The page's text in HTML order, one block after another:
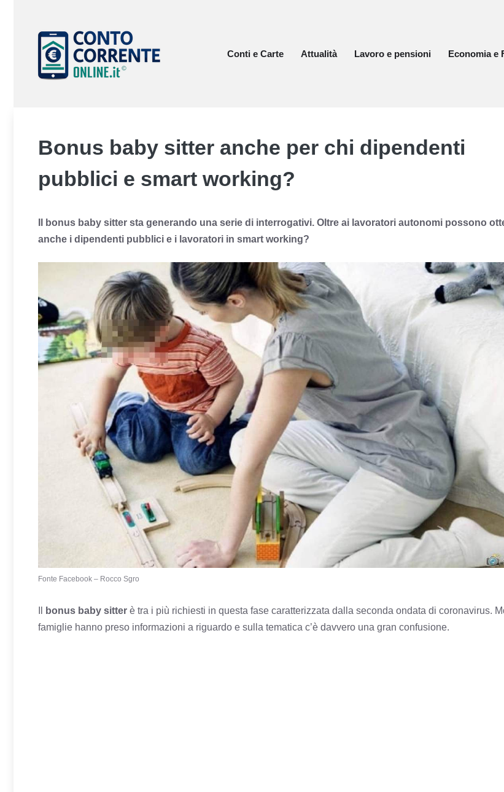
contenuto
Conti e Carte
Attualità Lavoro e pensioni Economia e
Bonus baby sitter anche per chi dipendenti
pubblici e smart working?
Il bonus baby sitter sta generando una serie di interrogativi. Oltre ai lavoratori autonomi possono
anche i dipendenti pubblici e i lavoratori in smart working?
Fonte Facebook – Rocco Sgro
bonus baby sitter è tra i più richiesti in questa fase caratterizzata dalla seconda ondata di coronavirus.
famiglie hanno preso informazioni a riguardo e sulla tematica c’è davvero una gran confusione.